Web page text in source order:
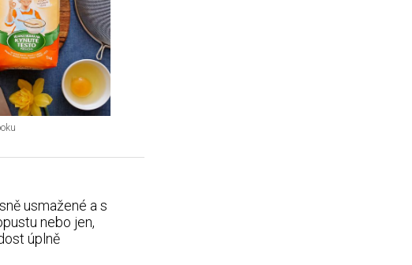
usmažené a s
nebo jen,
úplně